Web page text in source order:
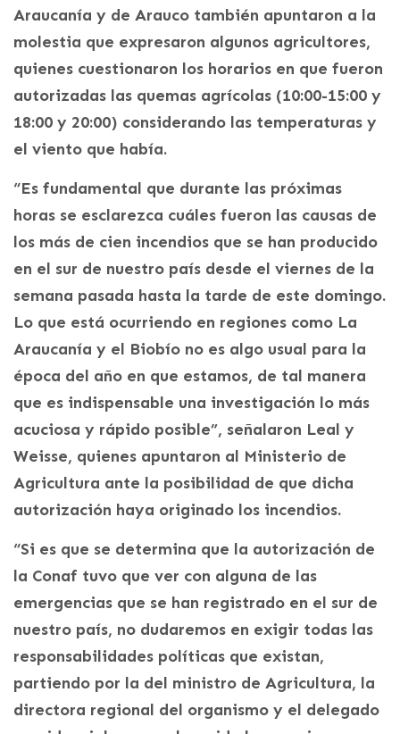
Araucanía y de Arauco también apuntaron a la
molestia que expresaron algunos agricultores,
quienes cuestionaron los horarios en que fueron
autorizadas las quemas agrícolas (10:00-15:00 y
18:00 y 20:00) considerando las temperaturas y
el viento que había.
“Es fundamental que durante las próximas
horas se esclarezca cuáles fueron las causas de
los más de cien incendios que se han producido
en el sur de nuestro país desde el viernes de la
semana pasada hasta la tarde de este domingo.
Lo que está ocurriendo en regiones como La
Araucanía y el Biobío no es algo usual para la
época del año en que estamos, de tal manera
que es indispensable una investigación lo más
acuciosa y rápido posible”, señalaron Leal y
Weisse, quienes apuntaron al Ministerio de
Agricultura ante la posibilidad de que dicha
autorización haya originado los incendios.
“Si es que se determina que la autorización de
la Conaf tuvo que ver con alguna de las
emergencias que se han registrado en el sur de
nuestro país, no dudaremos en exigir todas las
responsabilidades políticas que existan,
partiendo por la del ministro de Agricultura, la
directora regional del organismo y el delegado